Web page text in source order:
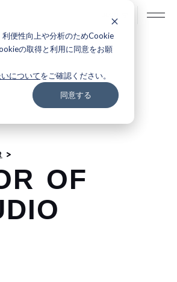
利便性向上や分析のためCookie
の取得と利用に同意をお願
についてをご確認ください。
同意する
R OF
DIO